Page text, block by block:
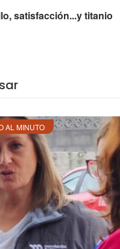
satisfacción...y titanio
AL MINUTO